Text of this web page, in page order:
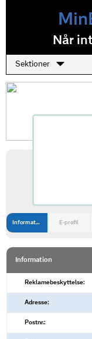
Når
Sektioner
Information E-profil
Information
Reklamebeskyttelse:
Adresse:
Postnr.: